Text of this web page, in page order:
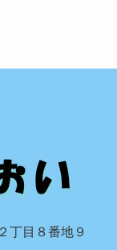
丁目８番地９